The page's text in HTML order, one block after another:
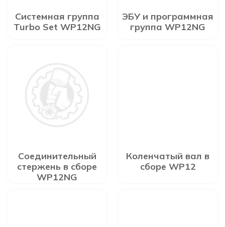
Системная группа
Turbo Set WP12NG
ЭБУ и программная
группа WP12NG
Соединительный
стержень в сборе
WP12NG
Коленчатый вал в
сборе WP12